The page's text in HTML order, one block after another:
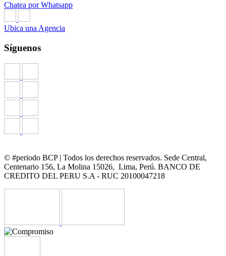
Chatea por Whatsapp
Ubica una Agencia
Síguenos
© #periodo BCP | Todos los derechos reservados. Sede Central,
Centenario 156, La Molina 15026, Lima, Perú. BANCO DE
CREDITO DEL PERU S.A - RUC 20100047218